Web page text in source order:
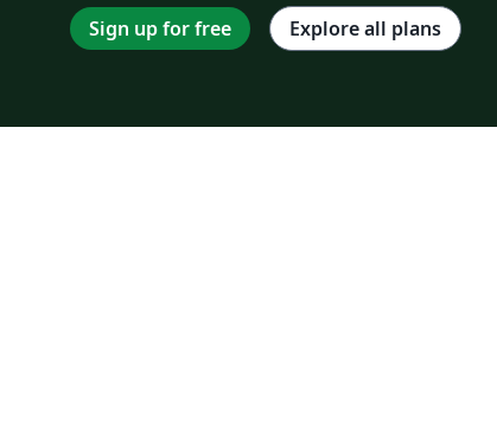
Sign up for free Explore all plans